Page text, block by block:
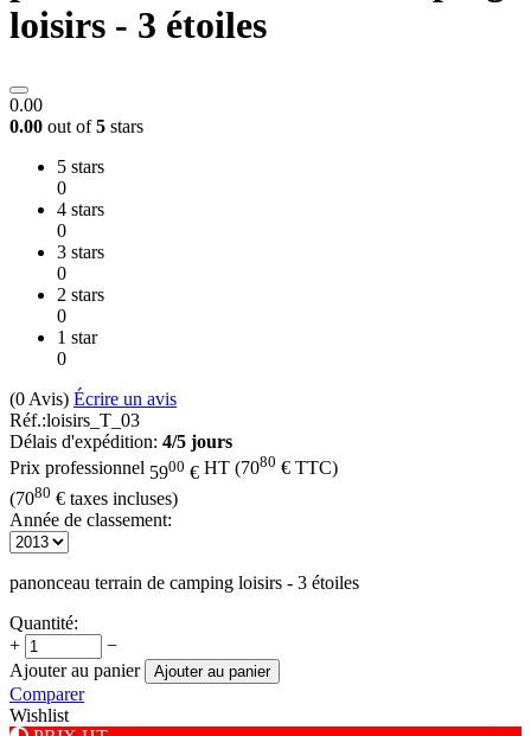
loisirs - 3 étoiles
0.00
0.00 out of5 stars
5 stars
0
4 stars
0
3 stars
0
2 stars
0
1 star
0
(0 Avis) Écrire un avis
Réf.:loisirs_T_03
Délais d'expédition: 4/5 jours
Prix professionnel 5900 € HT (7080 € TTC)
(7080 € taxes incluses)
Année de classement:
panonceau terrain de camping loisirs - 3 étoiles
Quantité:
+
−
Ajouter au panier
Ajouter au panier
Comparer
Wishlist